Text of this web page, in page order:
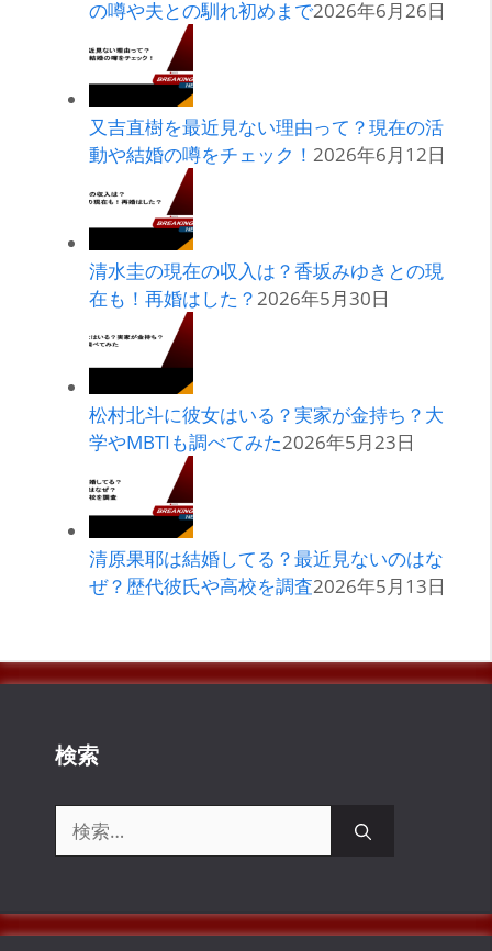
の噂や夫との馴れ初めまで2026年6月26日
又吉直樹を最近見ない理由って？現在の活
動や結婚の噂をチェック！ 2026年6月12日
清水圭の現在の収入は？香坂みゆきとの現
在も！再婚はした？2026年5月30日
松村北斗に彼女はいる？実家が金持ち？大
学やMBTIも調べてみた2026年5月23日
清原果耶は結婚してる？最近見ないのはな
ぜ？歴代彼氏や高校を調査2026年5月13日
検索
索: